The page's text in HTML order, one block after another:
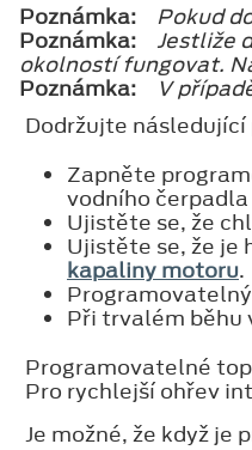
Poznámka:
Pokud
Poznámka:
Jestliže
okolností fungovat.
Poznámka:
V
Dodržujte následující
Zapněte
vodního
Ujistěte se, že
Ujistěte se, že je
kapaliny motoru.
Při trvalém běhu
Programovatelné
Pro rychlejší ohřev
Je možné, že když